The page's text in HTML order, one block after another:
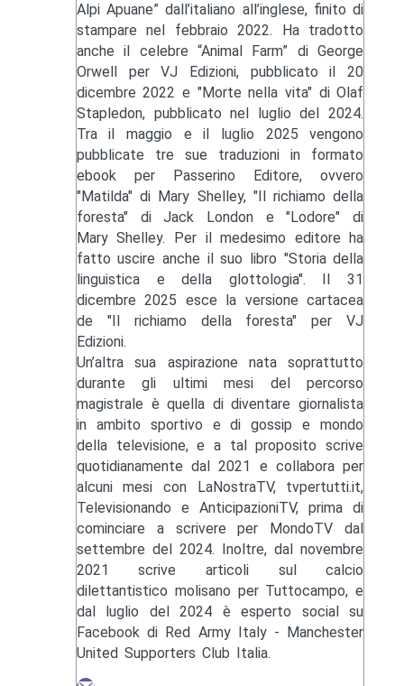
Alpi Apuane” dall’italiano all’inglese, finito di
stampare nel febbraio 2022. Ha tradotto
anche il celebre “Animal Farm” di George
Orwell per VJ Edizioni, pubblicato il 20
dicembre 2022 e "Morte nella vita" di Olaf
Stapledon, pubblicato nel luglio del 2024.
Tra il maggio e il luglio 2025 vengono
pubblicate tre sue traduzioni in formato
ebook per Passerino Editore, ovvero
"Matilda" di Mary Shelley, "Il richiamo della
foresta" di Jack London e "Lodore" di
Mary Shelley. Per il medesimo editore ha
fatto uscire anche il suo libro "Storia della
linguistica e della glottologia". Il 31
dicembre 2025 esce la versione cartacea
de "Il richiamo della foresta" per VJ
Edizioni.
Un’altra sua aspirazione nata soprattutto
durante gli ultimi mesi del percorso
magistrale è quella di diventare giornalista
in ambito sportivo e di gossip e mondo
della televisione, e a tal proposito scrive
quotidianamente dal 2021 e collabora per
alcuni mesi con LaNostraTV, tvpertutti.it,
Televisionando e AnticipazioniTV, prima di
cominciare a scrivere per MondoTV dal
settembre del 2024. Inoltre, dal novembre
2021 scrive articoli sul calcio
dilettantistico molisano per Tuttocampo, e
dal luglio del 2024 è esperto social su
Facebook di Red Army Italy - Manchester
United Supporters Club Italia.